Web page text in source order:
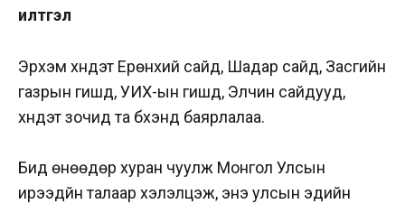
илтгэл
Эрхэм хүндэт Ерөнхий сайд, Шадар сайд, Засгийн
газрын гишүүд, УИХ-ын гишүүд, Элчин сайдууд,
хүндэт зочид та бүхэнд баярлалаа.
Бид өнөөдөр хуран чуулж Монгол Улсын
ирээдүйн талаар хэлэлцэж, энэ улсын эдийн